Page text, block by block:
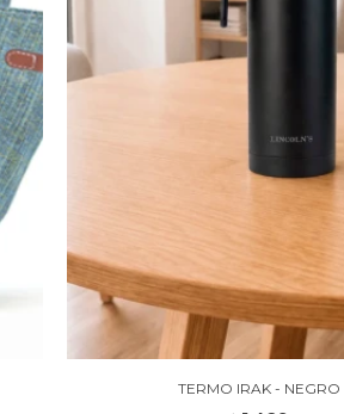
TERMO IRAK - NEGRO